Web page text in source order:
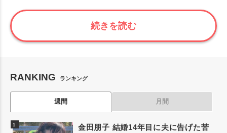
続きを読む
RANKING ランキング
週間 月間
金田朋子 結婚14年目に夫に告げた苦